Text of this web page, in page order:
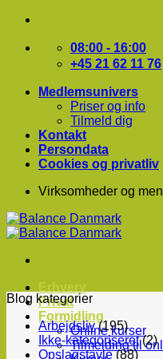
Fortsæt
indhold
08:00 - 16:00
+45 21 62 11 76
Medlemsunivers
Priser og info
Tilmeld dig
Kontakt
Persondata
Cookies og privatliv
Virksomheder og
Privat
Formidling
Online kurser
Tilmelding til
Blog kategorier
Arbejdsliv(195)
Ikke-kategoriseret(2)
Opslagstavle(88)